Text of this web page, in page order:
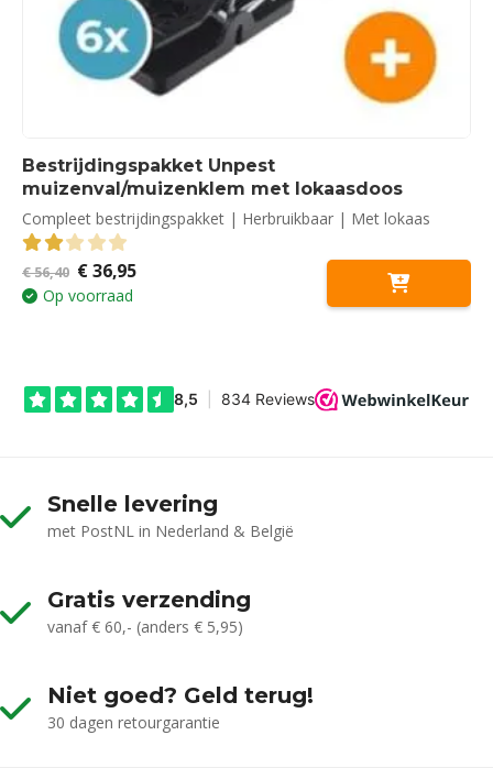
Bestrijdingspakket Unpest
muizenval/muizenklem met lokaasdoos
Compleet bestrijdingspakket | Herbruikbaar | Met lokaas
2.00out of 5
€56,40 Oorspronkelijke
prijs
was:
€36,95Huidige
Op voorraad
Snelle levering
met PostNL in Nederland & België
Gratis verzending
vanaf € 60,- (anders € 5,95)
Niet goed? Geld terug!
30 dagen retourgarantie